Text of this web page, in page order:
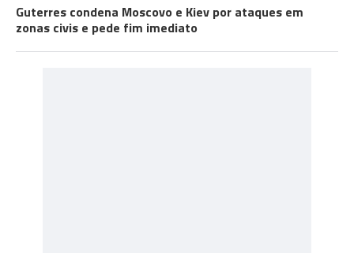
Guterres condena Moscovo e Kiev por ataques em
zonas civis e pede fim imediato